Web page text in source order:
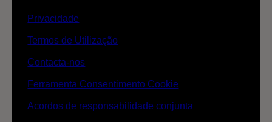
Privacidade
Termos de Utilização
Contacta-nos
Ferramenta Consentimento Cookie
Acordos de responsabilidade conjunta